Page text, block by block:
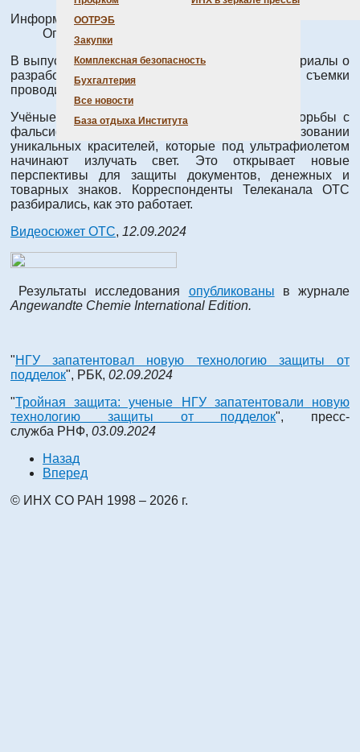
ООТРЭБ
Закупки
Комплексная безопасность
Бухгалтерия
Все новости
База отдыха Института
Информация о материале
Опубликовано: 13 сентября 2024
В выпуске телеканала ОТС Новосибирск - материалы о
разработке сотрудников ИНХ СО РАН и НГУ, съемки
проводились в ИНХ СО РАН.
Учёные представили инновационный метод борьбы с
фальсификациями. Он основан на использовании
уникальных красителей, которые под ультрафиолетом
начинают излучать свет. Это открывает новые
перспективы для защиты документов, денежных и
товарных знаков. Корреспонденты Телеканала ОТС
разбирались, как это работает.
Видеосюжет ОТС, 12.09.2024
Результаты исследования опубликованы в журнале
Angewandte Chemie International Edition.
"НГУ запатентовал новую технологию защиты от
подделок", РБК, 02.09.2024
"Тройная защита: ученые НГУ запатентовали новую
технологию защиты от подделок", пресс-
служба РНФ, 03.09.2024
Назад
Вперед
© ИНХ СО РАН 1998 – 2026 г.